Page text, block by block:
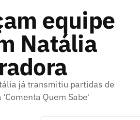
equipe
Natália
já transmitiu partidas de
Quem Sabe'